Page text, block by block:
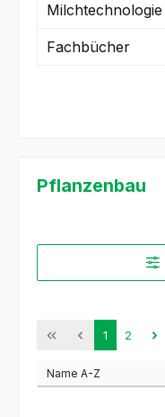
Milchtechnologie
Fachbücher
Pflanzenbau
Seite
1 Seite
2